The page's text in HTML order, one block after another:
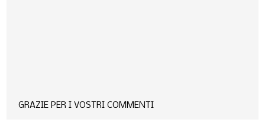
GRAZIE PER I VOSTRI COMMENTI